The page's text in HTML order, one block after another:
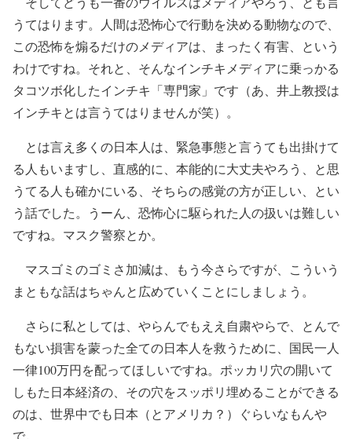
うてはります。人間は恐怖心で行動を決める動物なので、
この恐怖を煽るだけのメディアは、まったく有害、という
わけですね。それと、そんなインチキメディアに乗っかる
タコツボ化したインチキ「専門家」です（あ、井上教授は
インチキとは言うてはりませんが笑）。
とは言え多くの日本人は、緊急事態と言うても出掛けて
る人もいますし、直感的に、本能的に大丈夫やろう、と思
うてる人も確かにいる、そちらの感覚の方が正しい、とい
う話でした。うーん、恐怖心に駆られた人の扱いは難しい
ですね。マスク警察とか。
マスゴミのゴミさ加減は、もう今さらですが、こういう
まともな話はちゃんと広めていくことにしましょう。
さらに私としては、やらんでもええ自粛やらで、とんで
もない損害を蒙った全ての日本人を救うために、国民一人
一律100万円を配ってほしいですね。ポッカリ穴の開いて
しもた日本経済の、その穴をスッポリ埋めることができる
のは、世界中でも日本（とアメリカ？）ぐらいなもんや
で。